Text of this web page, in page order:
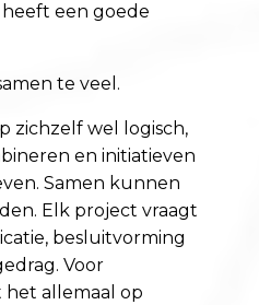
een goede
te veel.
zichzelf wel logisch,
en initiatieven
Samen kunnen
Elk project vraagt
besluitvorming
Voor
allemaal op